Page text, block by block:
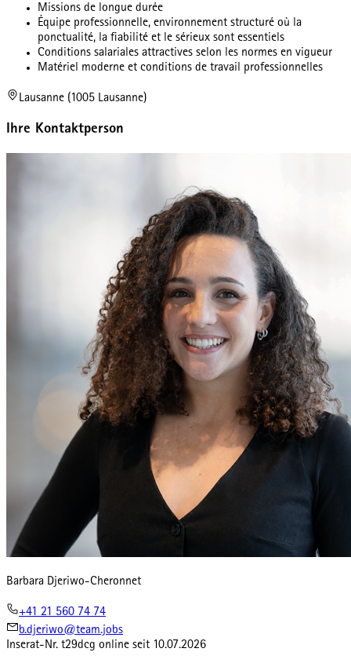
Missions de longue durée
Équipe professionnelle, environnement structuré où la
ponctualité, la fiabilité et le sérieux sont essentiels
Conditions salariales attractives selon les normes en vigueur
Matériel moderne et conditions de travail professionnelles
Lausanne (1005 Lausanne)
Ihre Kontaktperson
Barbara Djeriwo-Cheronnet
+41 21 560 74 74
b.djeriwo@team.jobs
Inserat-Nr. t29dcg online seit 10.07.2026